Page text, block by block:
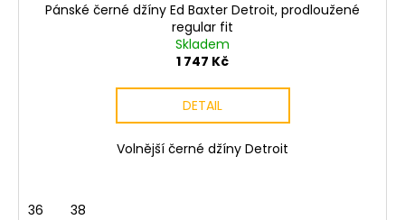
Pánské černé džíny Ed Baxter Detroit, prodloužené
regular fit
Skladem
1 747 Kč
DETAIL
Volnější černé džíny Detroit
36 38